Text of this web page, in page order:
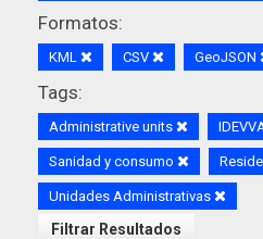
Formatos:
KML CSV GeoJSON
Tags:
Administrative units
Sanidad y consumo
Unidades Administrativas
Filtrar Resultados